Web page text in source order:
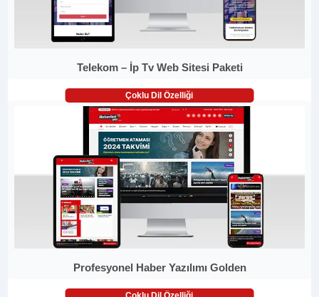
Telekom – İp Tv Web Sitesi Paketi
Çoklu Dil Özelliği
Profesyonel Haber Yazılımı Golden